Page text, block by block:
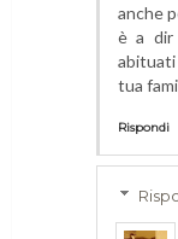
anche
è a dir
tua
Rispondi